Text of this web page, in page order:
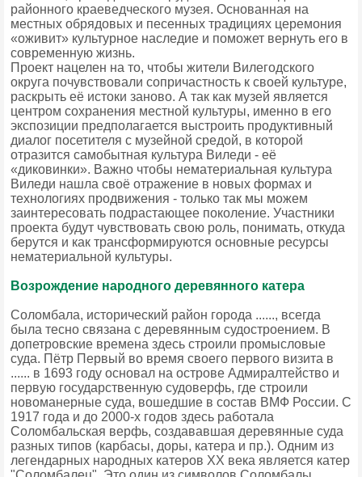
районного краеведческого музея. Основанная на
местных обрядовых и песенных традициях церемония
«оживит» культурное наследие и поможет вернуть его в
современную жизнь.
Проект нацелен на то, чтобы жители Вилегодского
округа почувствовали сопричастность к своей культуре,
раскрыть её истоки заново. А так как музей является
центром сохранения местной культуры, именно в его
экспозиции предполагается выстроить продуктивный
диалог посетителя с музейной средой, в которой
отразится самобытная культура Виледи - её
«диковинки». Важно чтобы нематериальная культура
Виледи нашла своё отражение в новых формах и
технологиях продвижения - только так мы можем
заинтересовать подрастающее поколение. Участники
проекта будут чувствовать свою роль, понимать, откуда
берутся и как трансформируются основные ресурсы
нематериальной культуры.
Возрождение народного деревянного катера
Соломбала, исторический район города ......, всегда
была тесно связана с деревянным судостроением. В
допетровские времена здесь строили промысловые
суда. Пётр Первый во время своего первого визита в
...... в 1693 году основал на острове Адмиралтейство и
первую государственную судоверфь, где строили
новоманерные суда, вошедшие в состав ВМФ России. С
1917 года и до 2000-х годов здесь работала
Соломбальская верфь, создававшая деревянные суда
разных типов (карбасы, доры, катера и пр.). Одним из
легендарных народных катеров XX века является катер